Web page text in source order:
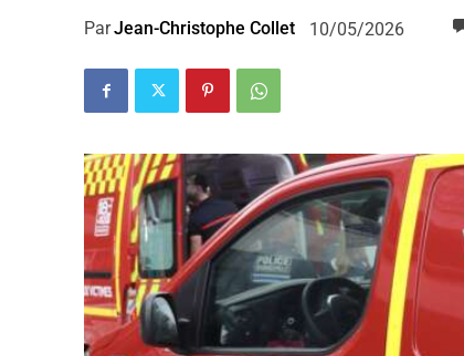
ParJean-Christophe Collet 10/05/2026